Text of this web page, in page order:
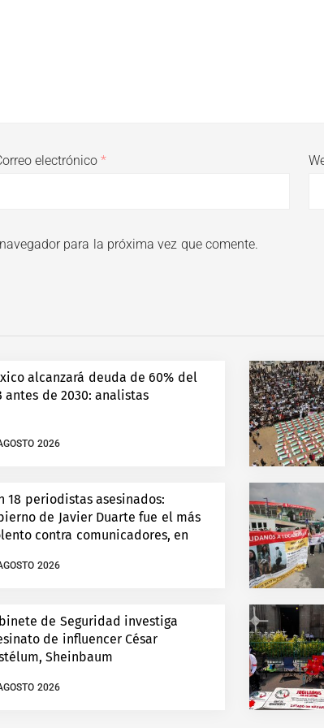
electrónico*
para la próxima vez que comente.
alcanzará deuda de 60% del
antes de 2030: analistas
2026
18 periodistas asesinados:
de Javier Duarte fue el más
contra comunicadores, en
2026
de Seguridad investiga
de influencer César
Sheinbaum
2026